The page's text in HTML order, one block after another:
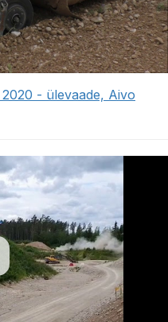
- ülevaade, Aivo